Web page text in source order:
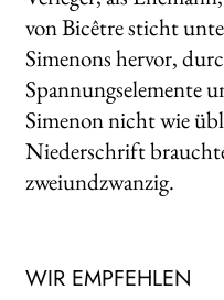
von Bicêtre sticht
Simenons hervor,
Spannungselemente
Simenon nicht wie
Niederschrift
zweiundzwanzig.
WIR EMPFEHLEN